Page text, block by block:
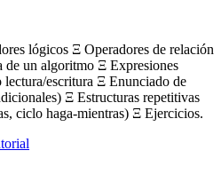
lógicos Ξ Operadores de relación
de un algoritmo Ξ Expresiones
escritura Ξ Enunciado de
Ξ Estructuras repetitivas
ciclo haga-mientras) Ξ Ejercicios.